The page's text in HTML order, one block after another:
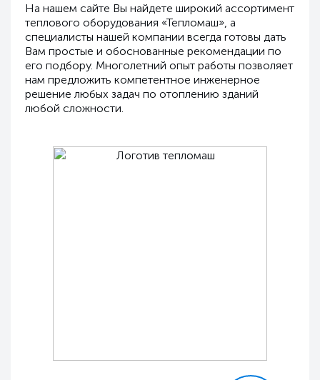
На нашем сайте Вы найдете широкий ассортимент
теплового оборудования «Тепломаш», а
специалисты нашей компании всегда готовы дать
Вам простые и обоснованные рекомендации по
его подбору. Многолетний опыт работы позволяет
нам предложить компетентное инженерное
решение любых задач по отоплению зданий
любой сложности.